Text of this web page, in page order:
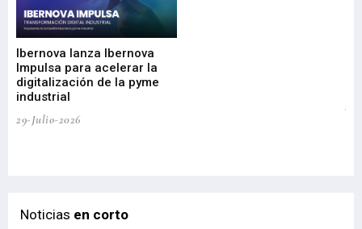
Ibernova lanza Ibernova
Impulsa para acelerar la
digitalización de la pyme
industrial
29-Julio-2026
Noticias en corto